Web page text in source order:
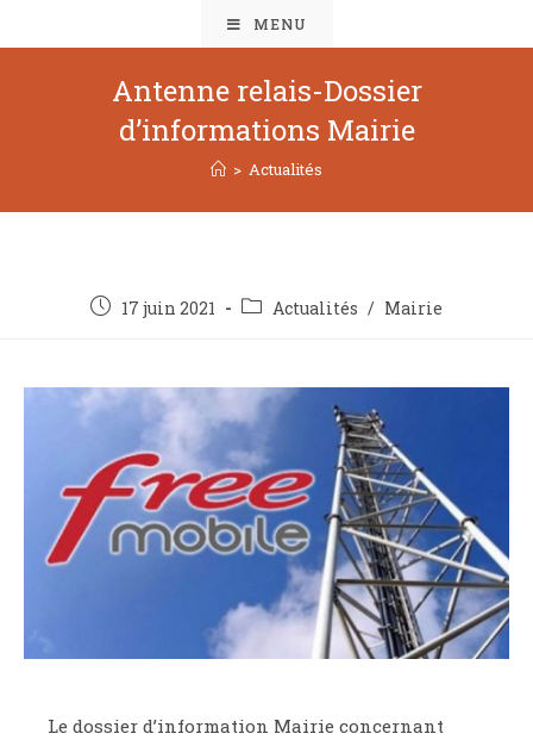
MENU
Antenne relais-Dossier
d’informations Mairie
> Actualités
17 juin 2021 Actualités / Mairie
Le dossier d’information Mairie concernant